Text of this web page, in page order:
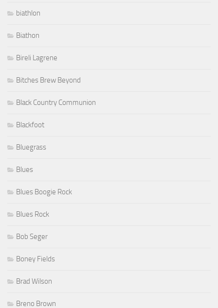
biathlon
Biathon
Bireli Lagrene
Bitches Brew Beyond
Black Country Communion
Blackfoot
Bluegrass
Blues
Blues Boogie Rock
Blues Rock
Bob Seger
Boney Fields
Brad Wilson
Breno Brown